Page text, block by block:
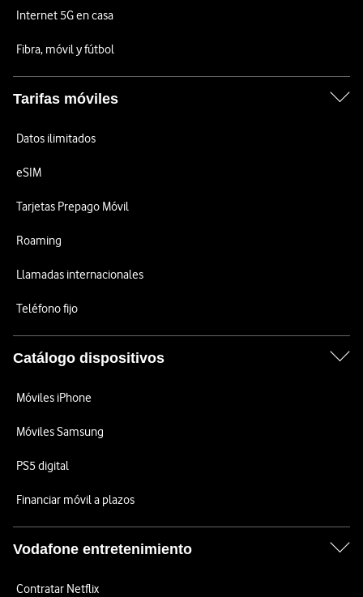
Internet 5G en casa
Fibra, móvil y fútbol
Tarifas móviles
Datos ilimitados
eSIM
Tarjetas Prepago Móvil
Roaming
Llamadas internacionales
Teléfono fijo
Catálogo dispositivos
Móviles iPhone
Móviles Samsung
PS5 digital
Financiar móvil a plazos
Vodafone entretenimiento
Contratar Netflix